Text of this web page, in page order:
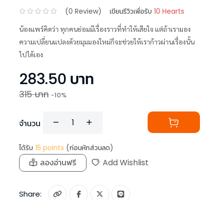
(0 Review) เขียนรีวิวเพื่อรับ 10 Hearts
น้องแพร์คิดว่า ทุกคนย่อมมีเรื่องราวที่ทำให้เสียใจ แต่ถ้าเรามอง
ความเปลี่ยนแปลงด้วยมุมมองใหม่ก็จะช่วยให้เราก้าวผ่านเรื่องนั้น
ไปได้เอง
283.50 บาท
315บาท -10%
จำนวน
ได้รับ 15 points (ก่อนหักส่วนลด)
ลองอ่านฟรี Add Wishlist
Share: